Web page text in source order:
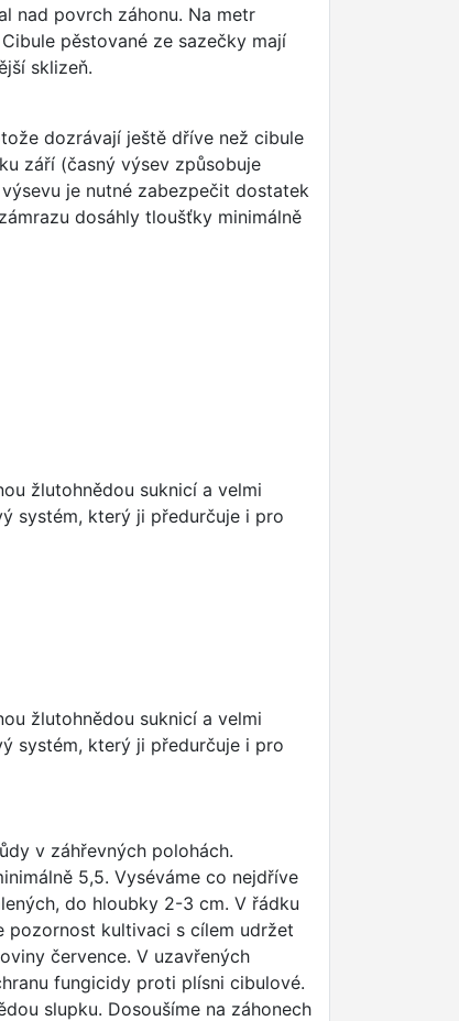
nad povrch záhonu. Na metr
pěstované ze sazečky mají
sklizeň.
dozrávají ještě dříve než cibule
září (časný výsev způsobuje
je nutné zabezpečit dostatek
dosáhly tloušťky minimálně
žlutohnědou suknicí a velmi
systém, který ji předurčuje i pro
žlutohnědou suknicí a velmi
systém, který ji předurčuje i pro
v záhřevných polohách.
5,5. Vyséváme co nejdříve
do hloubky 2-3 cm. V řádku
pozornost kultivaci s cílem udržet
července. V uzavřených
fungicidy proti plísni cibulové.
slupku. Dosoušíme na záhonech